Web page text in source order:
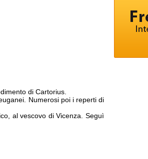
di Cartorius.
Numerosi poi i reperti di
al vescovo di Vicenza. Seguì